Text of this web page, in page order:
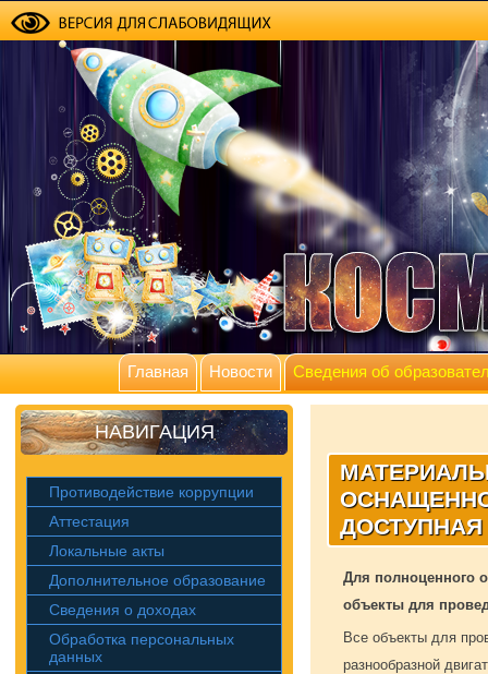
Главная Новости Сведения об
НАВИГАЦИЯ
Противодействие коррупции
Аттестация
Локальные акты
Дополнительное образование
Сведения о доходах
Обработка персональных
данных
ДОСТУПНАЯ
Для полноценного
объекты для
Все объекты для
разнообразной